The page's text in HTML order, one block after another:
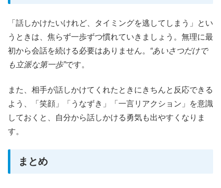
「話しかけたいけれど、タイミングを逃してしまう」とい
うときは、焦らず一歩ずつ慣れていきましょう。無理に最
初から会話を続ける必要はありません。 “あいさつだけで
も立派な第一歩”です。
また、相手が話しかけてくれたときにきちんと反応できる
よう、「笑顔」「うなずき」「一言リアクション」を意識
しておくと、自分から話しかける勇気も出やすくなりま
す。
まとめ